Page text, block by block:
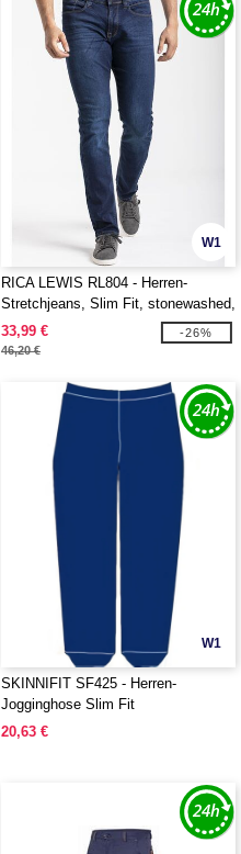
W1
RICA LEWIS RL804 - Herren-
Stretchjeans, Slim Fit, stonewashed,
gebürstet
33,99 €
46,20 €
-26%
W1
SKINNIFIT SF425 - Herren-
Jogginghose Slim Fit
20,63 €